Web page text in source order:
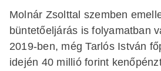
Molnár Zsolttal szemben
büntetőeljárás is folyamatban
2019-ben, még Tarlós István
idején 40 millió forint